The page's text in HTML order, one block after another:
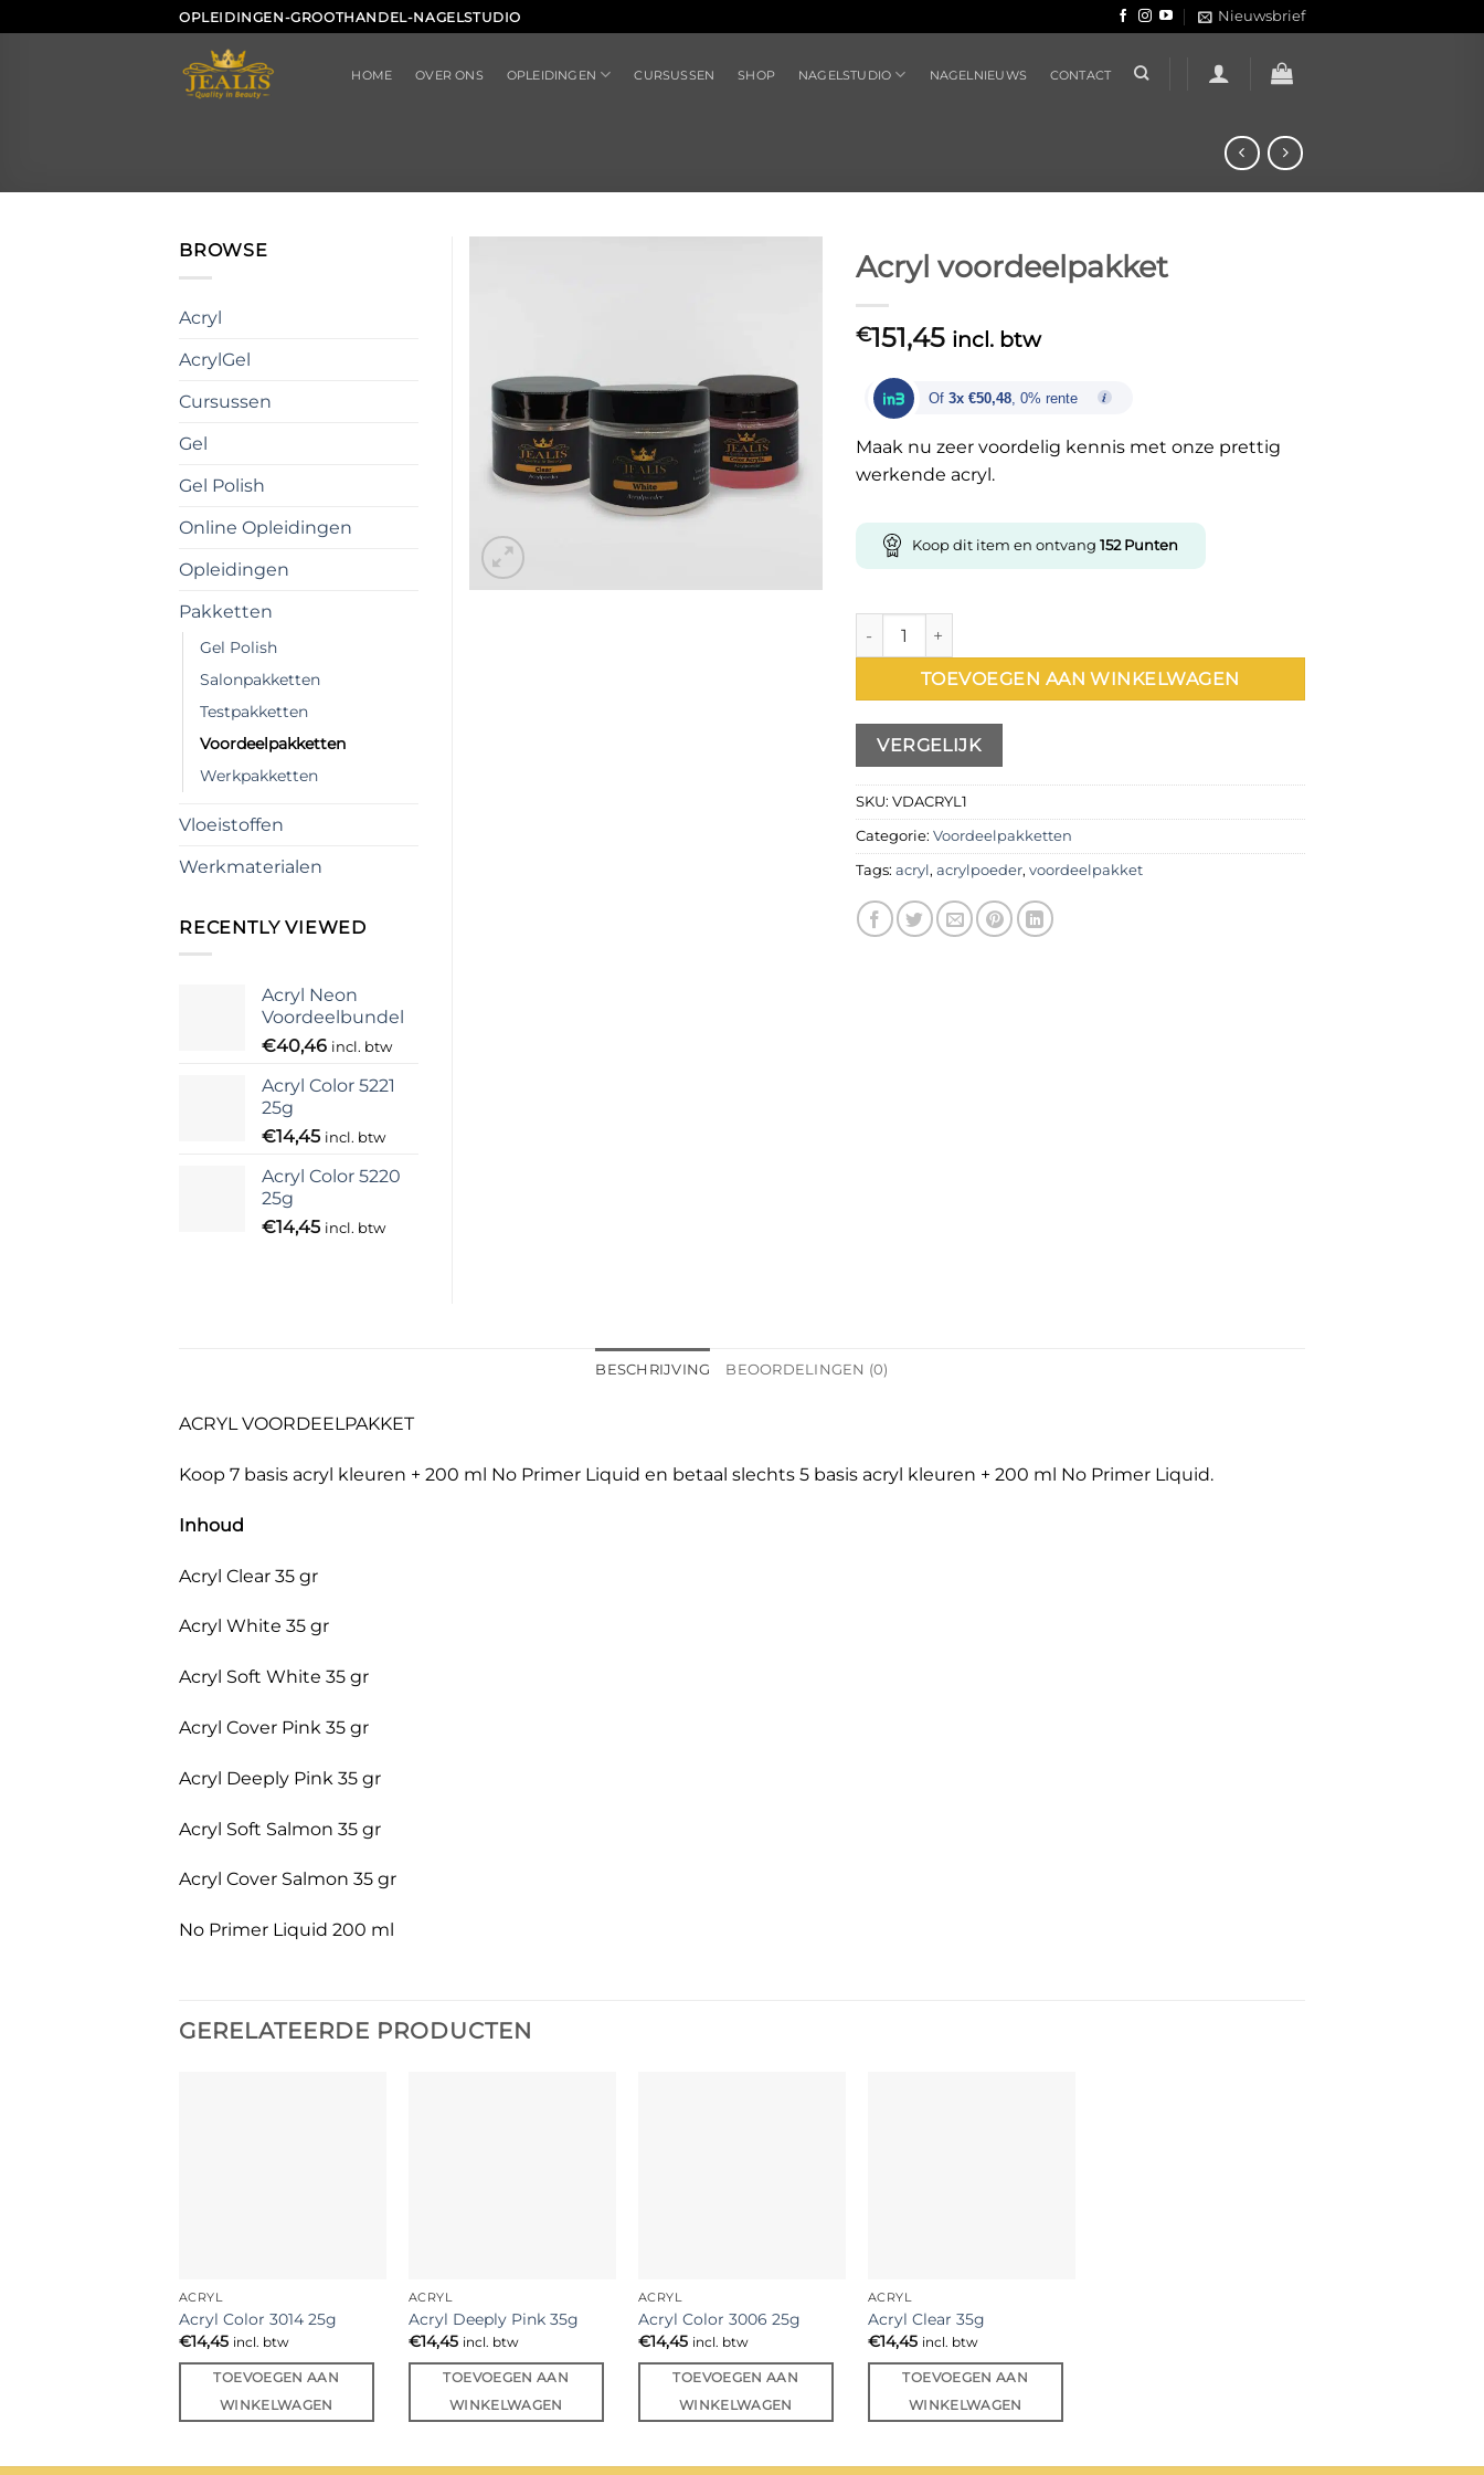
naar
OPLEIDINGEN-GROOTHANDEL-NAGELSTUDIO Nieuwsbrief
HOME OVER ONS OPLEIDINGEN CURSUSSEN SHOP NAGELSTUDIO NAGELNIEUWS CONTACT
Acryl voordeelpakket
€151,45 incl. btw
Of 3x €50,48, 0% rente
Maak nu zeer voordelig kennis met onze prettig
werkende acryl.
Koop dit item en ontvang 152Punten
Acryl voordeelpakket aantal
TOEVOEGEN AAN WINKELWAGEN
VERGELIJK
SKU: VDACRYL1
Categorie: Voordeelpakketten
Tags: acryl, acrylpoeder, voordeelpakket
BROWSE
Acryl
AcrylGel
Cursussen
Gel
Gel Polish
Online Opleidingen
Opleidingen
Pakketten
Gel Polish
Salonpakketten
Testpakketten
Voordeelpakketten
Werkpakketten
Vloeistoffen
Werkmaterialen
RECENTLY VIEWED
Acryl Neon
Voordeelbundel
€40,46 incl. btw
Acryl Color 5221
25g
€14,45 incl. btw
Acryl Color 5220
25g
€14,45 incl. btw
BESCHRIJVING BEOORDELINGEN (0)
ACRYL VOORDEELPAKKET
Koop 7 basis acryl kleuren + 200 ml No Primer Liquid en betaal slechts 5 basis acryl kleuren + 200 ml No Primer Liquid.
Inhoud
Acryl Clear 35 gr
Acryl White 35 gr
Acryl Soft White 35 gr
Acryl Cover Pink 35 gr
Acryl Deeply Pink 35 gr
Acryl Soft Salmon 35 gr
Acryl Cover Salmon 35 gr
No Primer Liquid 200 ml
GERELATEERDE PRODUCTEN
ACRYL
Acryl Color 3014 25g
€14,45 incl. btw
TOEVOEGEN AAN
WINKELWAGEN
ACRYL
Acryl Deeply Pink 35g
€14,45 incl. btw
TOEVOEGEN AAN
WINKELWAGEN
ACRYL
Acryl Color 3006 25g
€14,45 incl. btw
TOEVOEGEN AAN
WINKELWAGEN
ACRYL
Acryl Clear 35g
€14,45 incl. btw
TOEVOEGEN AAN
WINKELWAGEN